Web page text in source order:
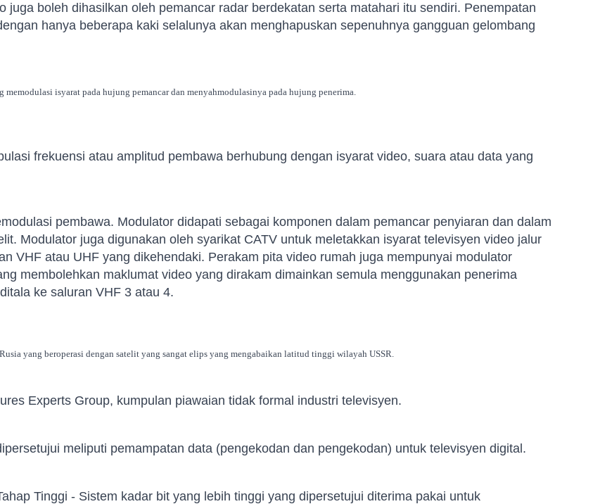
juga boleh dihasilkan oleh pemancar radar berdekatan serta matahari itu sendiri. Penempatan
hanya beberapa kaki selalunya akan menghapuskan sepenuhnya gangguan gelombang
memodulasi isyarat pada hujung pemancar dan menyahmodulasinya pada hujung penerima.
frekuensi atau amplitud pembawa berhubung dengan isyarat video, suara atau data yang
pembawa. Modulator didapati sebagai komponen dalam pemancar penyiaran dan dalam
Modulator juga digunakan oleh syarikat CATV untuk meletakkan isyarat televisyen video jalur
VHF atau UHF yang dikehendaki. Perakam pita video rumah juga mempunyai modulator
membolehkan maklumat video yang dirakam dimainkan semula menggunakan penerima
ke saluran VHF 3 atau 4.
yang beroperasi dengan satelit yang sangat elips yang mengabaikan latitud tinggi wilayah USSR.
Experts Group, kumpulan piawaian tidak formal industri televisyen.
meliputi pemampatan data (pengekodan dan pengekodan) untuk televisyen digital.
Tinggi - Sistem kadar bit yang lebih tinggi yang dipersetujui diterima pakai untuk